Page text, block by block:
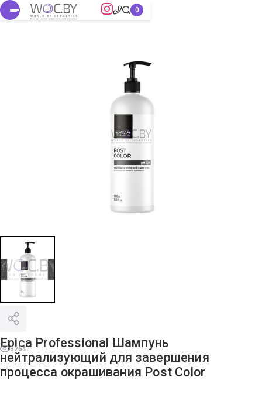
3264
Epica Professional Шампунь
нейтрализующий для завершения
процесса окрашивания Post Color